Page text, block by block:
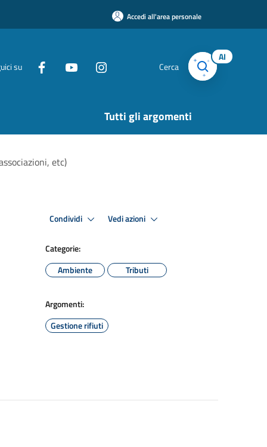
Accedi all'area personale
su Cerca
AI
Tutti gli argomenti
etc)
Condividi Vedi azioni
Categorie:
Ambiente
Tributi
Argomenti:
Gestione rifiuti